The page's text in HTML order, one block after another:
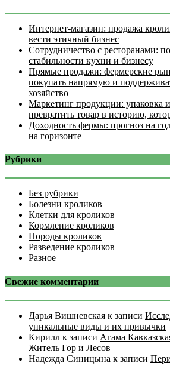
Интернет‑магазин: продажа
вести этичный бизнес
Сотрудничество с ресторанами:
стабильности кухни и бизнесу
Прямые продажи: фермерские
покупать напрямую и
хозяйство
Маркетинг продукции: упаковка
превратить товар в историю,
Доходность фермы: прогноз на
на горизонте
Рубрики
Без рубрики
Болезни кроликов
Клетки для кроликов
Кормление кроликов
Породы кроликов
Разведение кроликов
Разное
Свежие комментарии
Дарья Вишневская к записи
уникальные виды и их привычки
Кирилл к записи Агама
Житель Гор и Лесов
Надежда Синицына к записи